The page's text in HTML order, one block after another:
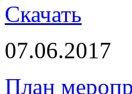
Скачать
07.06.2017
План